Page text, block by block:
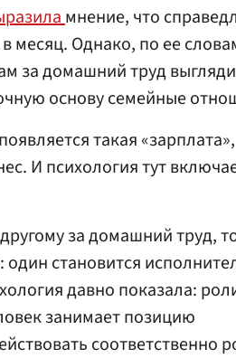
мнение, что
месяц. Однако, по ее
за домашний труд
основу семейные
такая «зарплата»,
И психология тут
за домашний труд,
становится
давно показала:
занимает позицию
соответственно